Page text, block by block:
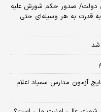
دولت/ صدور حکم شورش علیه
قدرت به هر وسیله‌ای حتی
شد
آزمون مدارس سمپاد اعلام